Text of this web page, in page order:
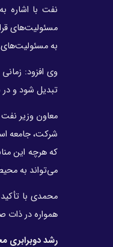
نفت با اشاره
مسئولیت‌های
به مسئولیت‌های
وی افزود:
تبدیل شود و در
معاون وزیر
شرکت، جامعه
که هرچه این
می‌تواند به
همواره در ذات
رشد دوبرابری